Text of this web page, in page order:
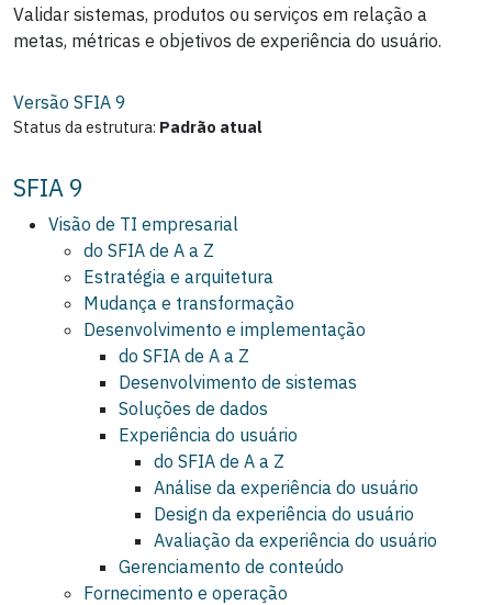
Validar sistemas, produtos ou serviços em relação a
metas, métricas e objetivos de experiência do usuário.
Versão SFIA 9
Status da estrutura: Padrão atual
SFIA 9
Visão de TI empresarial
do SFIA de A a Z
Estratégia e arquitetura
Mudança e transformação
Desenvolvimento e implementação
do SFIA de A a Z
Desenvolvimento de sistemas
Soluções de dados
Experiência do usuário
do SFIA de A a Z
Análise da experiência do usuário
Design da experiência do usuário
Avaliação da experiência do usuário
Gerenciamento de conteúdo
Fornecimento e operação